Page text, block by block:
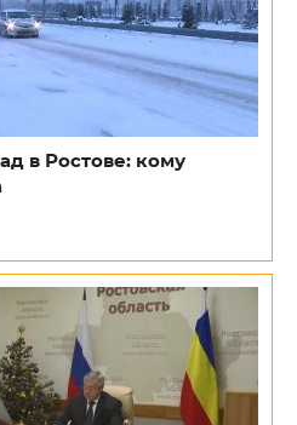
в Ростове: кому